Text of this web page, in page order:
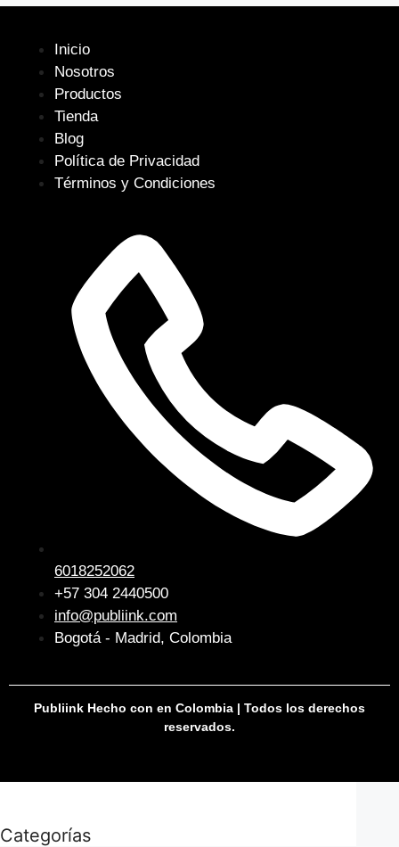
Inicio
Nosotros
Productos
Tienda
Blog
Política de Privacidad
Términos y Condiciones
6018252062
+57 304 2440500
info@publiink.com
Bogotá - Madrid, Colombia
Publiink Hecho con en Colombia | Todos los derechos
reservados.
Categorías